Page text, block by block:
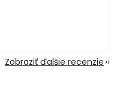
Zobraziť ďalšie recenzie